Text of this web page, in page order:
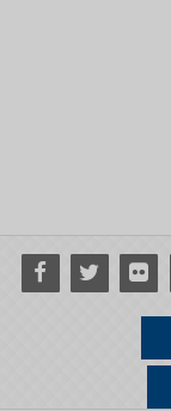
Facebook
Twitter Flickr